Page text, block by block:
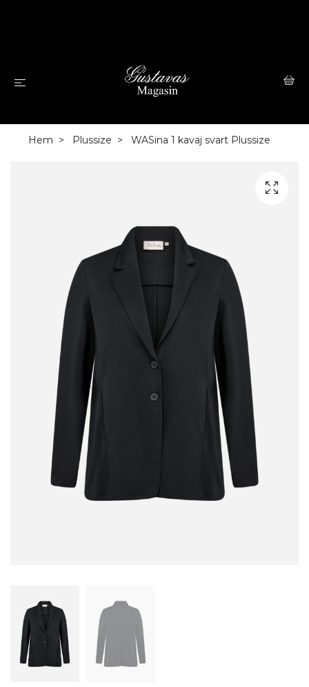
Hem Plussize WASina 1 kavaj svart Plussize